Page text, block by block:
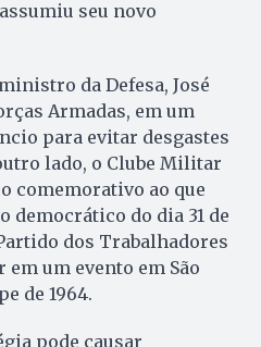
seu novo
da Defesa, José
Armadas, em um
para evitar desgastes
lado, o Clube Militar
comemorativo ao que
democrático do dia 31 de
dos Trabalhadores
um evento em São
de 1964.
pode causar